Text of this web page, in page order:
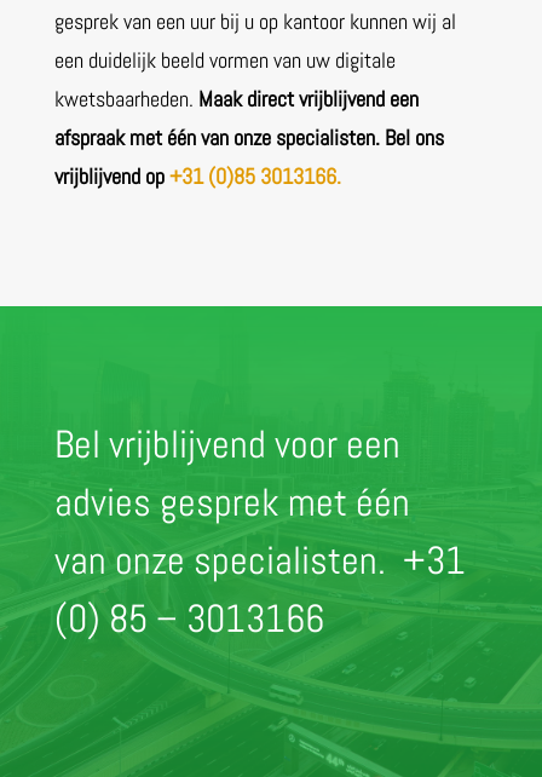
gesprek van een uur bij u op kantoor kunnen wij al
een duidelijk beeld vormen van uw digitale
kwetsbaarheden. Maak direct vrijblijvend een
afspraak met één van onze specialisten. Bel ons
vrijblijvend op+31 (0)85 3013166.
Bel vrijblijvend voor een
advies gesprek met één
van onze specialisten. +31
(0) 85 – 3013166